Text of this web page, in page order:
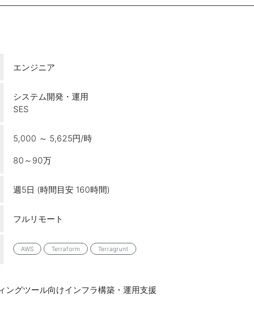
エンジニア
システム開発・運用
SES
5,000 ～ 5,625円/時
80～90万
週5日 (時間目安 160時間)
フルリモート
AWS Terraform Terragrunt
ングツール向けインフラ構築・運用支援